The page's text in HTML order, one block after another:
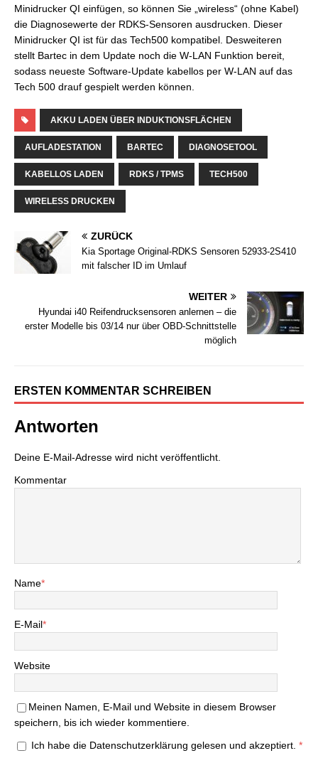
Minidrucker QI einfügen, so können Sie „wireless“ (ohne Kabel)
die Diagnosewerte der RDKS-Sensoren ausdrucken. Dieser
Minidrucker QI ist für das Tech500 kompatibel. Desweiteren
stellt Bartec in dem Update noch die W-LAN Funktion bereit,
sodass neueste Software-Update kabellos per W-LAN auf das
Tech 500 drauf gespielt werden können.
AKKU LADEN ÜBER INDUKTIONSFLÄCHEN
AUFLADESTATION BARTEC DIAGNOSETOOL
KABELLOS LADEN RDKS / TPMS TECH500
WIRELESS DRUCKEN
ZURÜCK
Kia Sportage Original-RDKS Sensoren 52933-2S410
mit falscher ID im Umlauf
WEITER
Hyundai i40 Reifendrucksensoren anlernen – die
erster Modelle bis 03/14 nur über OBD-Schnittstelle
möglich
ERSTEN KOMMENTAR SCHREIBEN
Antworten
Deine E-Mail-Adresse wird nicht veröffentlicht.
Kommentar
Name*
E-Mail*
Website
Meinen Namen, E-Mail und Website in diesem Browser
speichern, bis ich wieder kommentiere.
Ich habe die Datenschutzerklärung gelesen und akzeptiert. *